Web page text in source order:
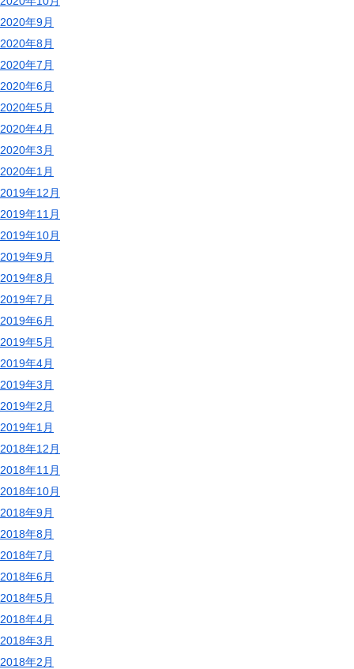
2020年9月
2020年8月
2020年7月
2020年6月
2020年5月
2020年4月
2020年3月
2020年1月
2019年12月
2019年11月
2019年10月
2019年9月
2019年8月
2019年7月
2019年6月
2019年5月
2019年4月
2019年3月
2019年2月
2019年1月
2018年12月
2018年11月
2018年10月
2018年9月
2018年8月
2018年7月
2018年6月
2018年5月
2018年4月
2018年3月
2018年2月